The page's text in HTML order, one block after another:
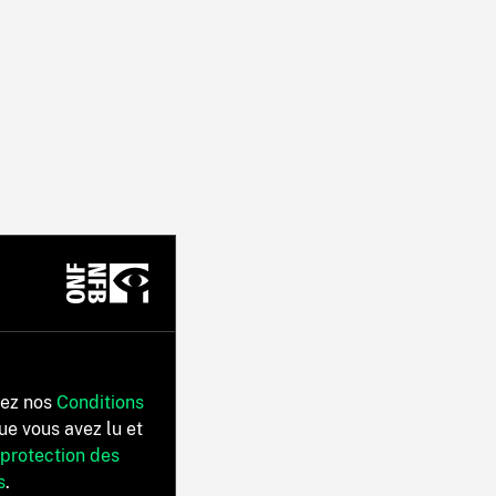
nos Conditions
vous avez lu et
des
.